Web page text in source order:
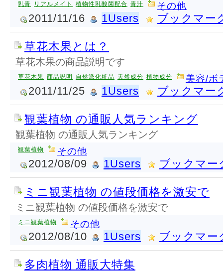
乳青 リアルメイト 植物性乳酸菌配合 青汁 その他
2011/11/16 1Users ブックマー
草花木果とは？
草花木果の商品説明です
草花木果 商品説明 自然派化粧品 天然成分 植物成分 美容/ボ
2011/11/25 1Users ブックマー
観葉植物 の通販人気ランキング
観葉植物 の通販人気ランキング
観葉植物 その他
2012/08/09 1Users ブックマー
ミニ観葉植物 の値段価格を激安で
ミニ観葉植物 の値段価格を激安で
ミニ観葉植物 その他
2012/08/10 1Users ブックマー
多肉植物 通販大特集